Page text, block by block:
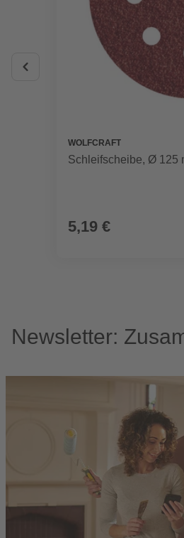
WOLFCRAFT
Schleifscheibe, Ø 125
5,19 €
Newsletter: